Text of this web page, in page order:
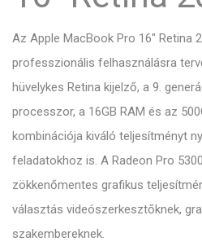
Az Apple MacBook Pro 16" Retina
professzionális felhasználásra
hüvelykes Retina kijelző, a 9.
processzor, a 16GB RAM és az
kombinációja kiváló teljesítményt
feladatokhoz is. A Radeon Pro
zökkenőmentes grafikus
választás videószerkesztőknek,
szakembereknek.